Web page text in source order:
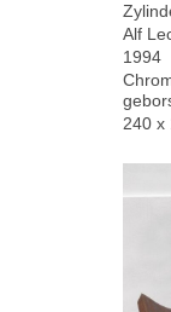
Alf
1994
240 x